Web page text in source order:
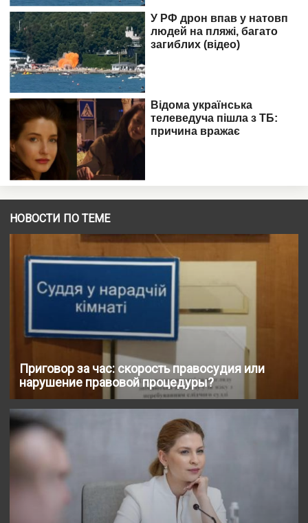
НОВОСТИ ПО ТЕМЕ
Приговор за час: скорость правосудия или
нарушение правовой процедуры?